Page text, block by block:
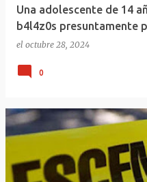
Una adolescente de 14
b4l4z0s presuntamente
el octubre 28, 2024
0